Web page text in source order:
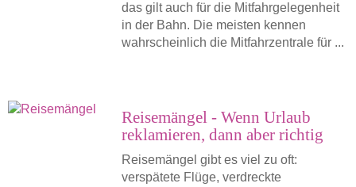
das gilt auch für die Mitfahrgelegenheit
in der Bahn. Die meisten kennen
wahrscheinlich die Mitfahrzentrale für ...
Reisemängel - Wenn Urlaub
reklamieren, dann aber richtig
Reisemängel gibt es viel zu oft:
verspätete Flüge, verdreckte